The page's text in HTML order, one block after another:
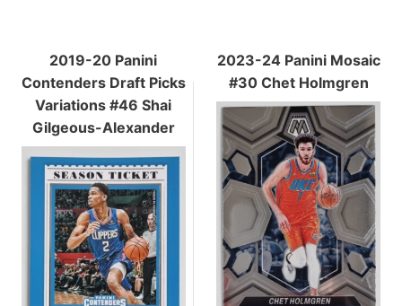
2019-20 Panini
Contenders Draft Picks
Variations #46 Shai
Gilgeous-Alexander
2023-24 Panini Mosaic
#30 Chet Holmgren